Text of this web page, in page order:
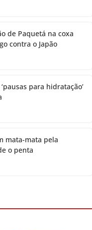
de Paquetá na coxa
contra o Japão
para hidratação’
mata-mata pela
o penta